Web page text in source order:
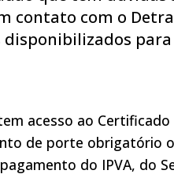
contato com o
disponibilizados
acesso ao Certificado
de porte obrigatório
do IPVA, do